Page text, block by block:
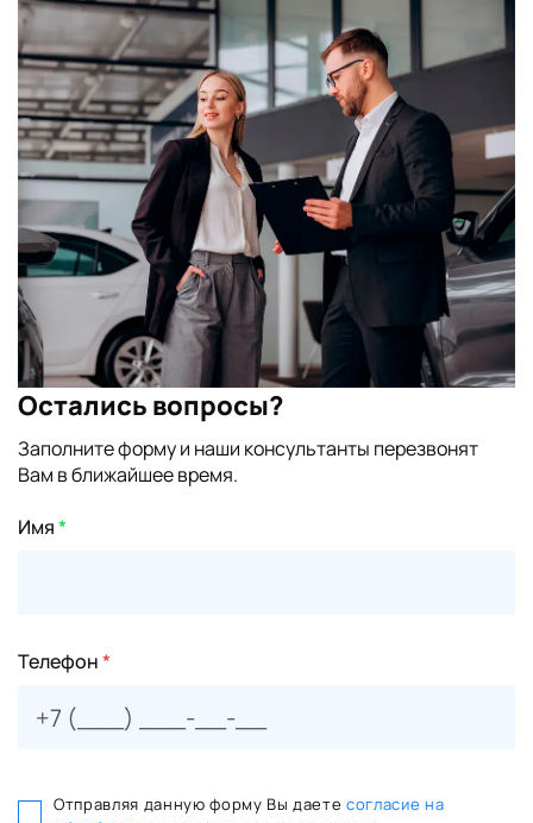
Остались вопросы?
Заполните форму и наши консультанты перезвонят
Вам в ближайшее время.
Имя*
Телефон*
Отправляя данную форму Вы даете согласие на